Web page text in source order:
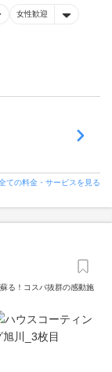
女性歓迎
ての料金・サービスを見る
る！コスパ抜群の感動施